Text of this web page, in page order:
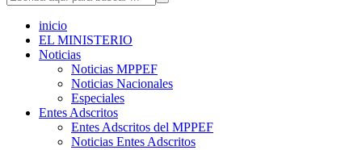
inicio
EL MINISTERIO
Noticias
Noticias MPPEF
Noticias Nacionales
Especiales
Entes Adscritos
Entes Adscritos del MPPEF
Noticias Entes Adscritos